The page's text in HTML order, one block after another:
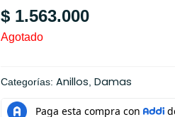
$ 1.563.000
Agotado
Categorías: Anillos Damas